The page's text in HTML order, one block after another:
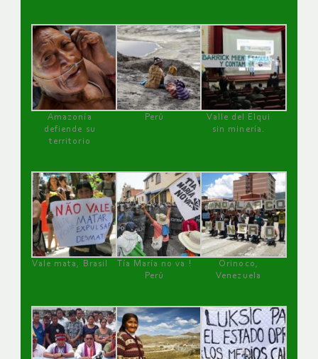
Amazonía
defiende su
territorio
Perú
Valle del Elqui
sin minería.
Vale mata, Brasil
Tía María no va !
Perú
Orinoco,
Venezuela